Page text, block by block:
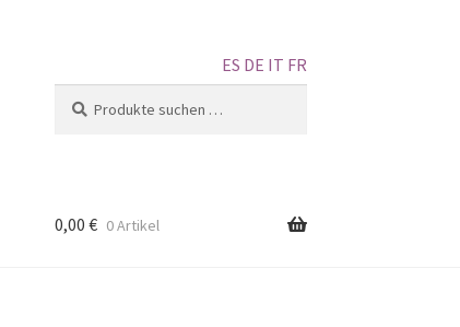
ES DE IT FR
0,00 € 0 Artikel